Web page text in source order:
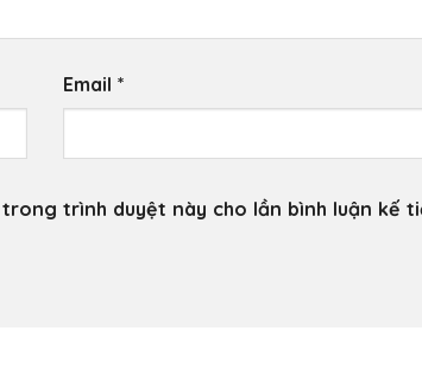
Email*
trình duyệt này cho lần bình luận kế